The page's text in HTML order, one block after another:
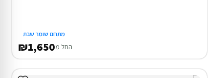
מתחם שומר שבת
החל מ₪1,650